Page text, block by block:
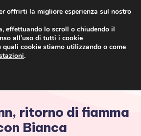
ritorno di fiamma
Bianca
offrirti la migliore esperienza sul nostro
effettuando lo scroll o chiudendo il
all’uso di tutti i cookie
quali cookie stiamo utilizzando o come
.